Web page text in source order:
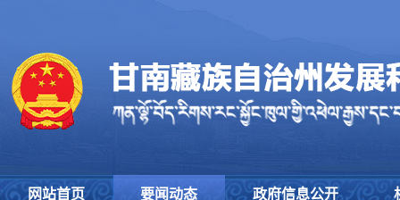
网站首页 要闻动态 政府信息公开